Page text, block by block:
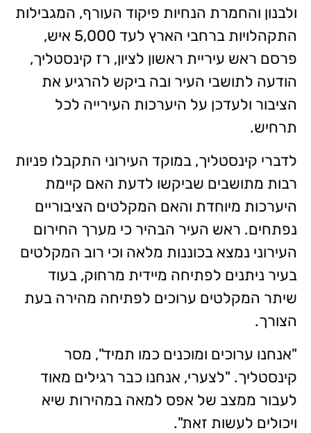
ולבנון והחמרת הנחיות פיקוד העורף, המגבילות
התקהלויות ברחבי הארץ לעד 5,000 איש,
פרסם ראש עיריית ראשון לציון, רז קינסטליך,
הודעה לתושבי העיר ובה ביקש להרגיע את
הציבור ולעדכן על היערכות העירייה לכל
תרחיש.
לדברי קינסטליך, במוקד העירוני התקבלו פניות
רבות מתושבים שביקשו לדעת האם קיימת
היערכות מיוחדת והאם המקלטים הציבוריים
נפתחים. ראש העיר הבהיר כי מערך החירום
העירוני נמצא בכוננות מלאה וכי רוב המקלטים
בעיר ניתנים לפתיחה מיידית מרחוק, בעוד
שיתר המקלטים ערוכים לפתיחה מהירה בעת
הצורך.
"אנחנו ערוכים ומוכנים כמו תמיד", מסר
קינסטליך. "לצערי, אנחנו כבר רגילים מאוד
לעבור ממצב של אפס למאה במהירות שיא
ויכולים לעשות זאת".